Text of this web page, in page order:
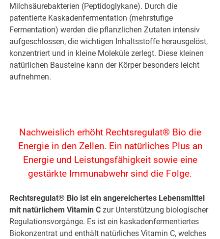
Milchsäurebakterien (Peptidoglykane). Durch die
patentierte Kaskadenfermentation (mehrstufige
Fermentation) werden die pflanzlichen Zutaten intensiv
aufgeschlossen, die wichtigen Inhaltsstoffe herausgelöst,
konzentriert und in kleine Moleküle zerlegt. Diese kleinen
natürlichen Bausteine kann der Körper besonders leicht
aufnehmen.
Nachweislich erhöht Rechtsregulat® Bio die
Energie in den Zellen. Ein natürliches Plus an
Energie und Leistungsfähigkeit sowie eine
gestärkte Immunabwehr sind die Folge.
Rechtsregulat® Bio ist ein angereichertes Lebensmittel
mit natürlichem Vitamin C zur Unterstützung biologischer
Regulationsvorgänge. Es ist ein kaskadenfermentiertes
Biokonzentrat und enthält natürliches Vitamin C, welches